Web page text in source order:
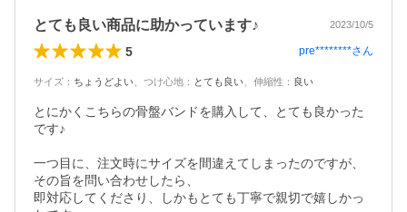
とても良い商品に助かっています♪ 2023/10/5
5 pre********さん
サイズ ： ちょうどよい つけ心地 ： とても良い 伸縮性 ： 良い
とにかくこちらの骨盤バンドを購入して、とても良かった
です♪
一つ目に、注文時にサイズを間違えてしまったのですが、
その旨を問い合わせしたら、
即対応してくださり、しかもとても丁寧で親切で嬉しかっ